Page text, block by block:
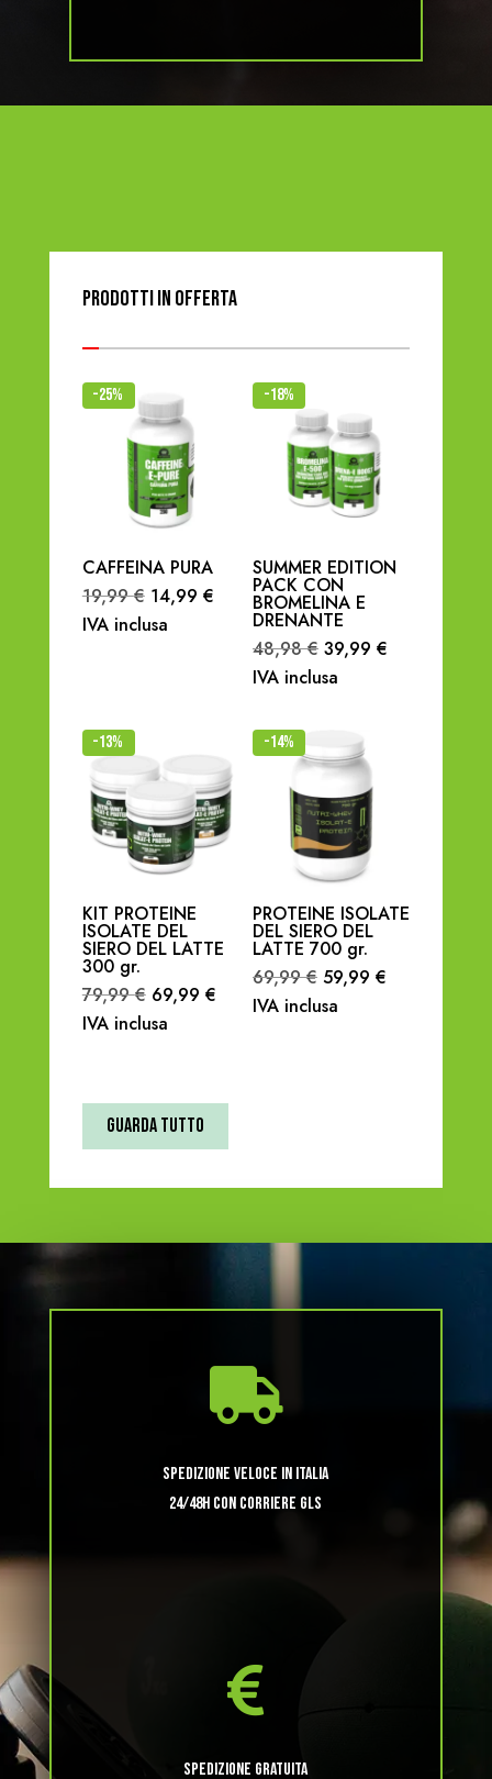
Prodotti in offerta
-25%
CAFFEINA PURA
19,99€ Il
prezzo
14,99 €Il
prezzo
attuale
IVA inclusa
-18%
SUMMER EDITION
PACK CON
BROMELINA E
DRENANTE
48,98€ Il
prezzo
48,98 €.
39,99 €Il
IVA inclusa
-13%
KIT PROTEINE
ISOLATE DEL
SIERO DEL LATTE
300 gr.
79,99€ Il
prezzo
79,99 €.
69,99 €Il
69,99 €.
IVA inclusa
-14%
PROTEINE ISOLATE
DEL SIERO DEL
LATTE 700 gr.
69,99€ Il
prezzo
59,99 €Il
IVA inclusa
Guarda tutto

SPEDIZIONE VELOCE IN ITALIA
24/48H CON CORRIERE GLS

SPEDIZIONE GRATUITA